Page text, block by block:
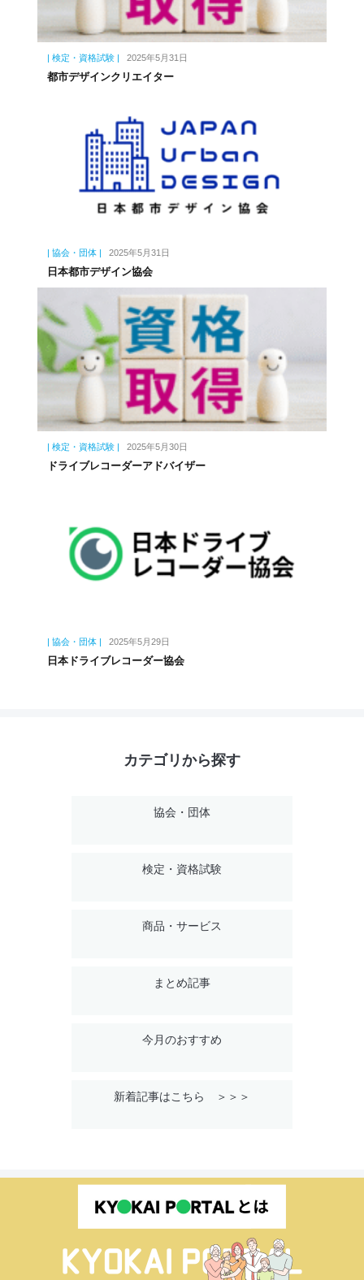
| 検定・資格試験 | 2025年5月31日
都市デザインクリエイター
| 協会・団体 | 2025年5月31日
日本都市デザイン協会
| 検定・資格試験 | 2025年5月30日
ドライブレコーダーアドバイザー
| 協会・団体 | 2025年5月29日
日本ドライブレコーダー協会
カテゴリから探す
協会・団体
検定・資格試験
商品・サービス
まとめ記事
今月のおすすめ
新着記事はこちら ＞＞＞